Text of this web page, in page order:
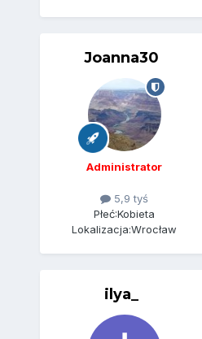
Joanna30
Administrator
5,9 tyś
Płeć:Kobieta
Lokalizacja:Wrocław
ilya_